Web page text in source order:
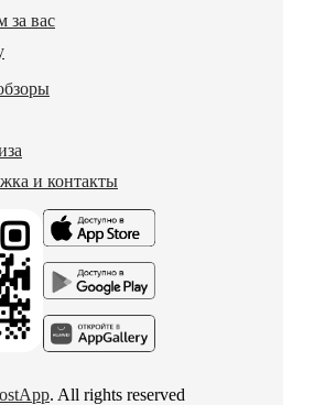
за вас
и контакты
. All rights reserved